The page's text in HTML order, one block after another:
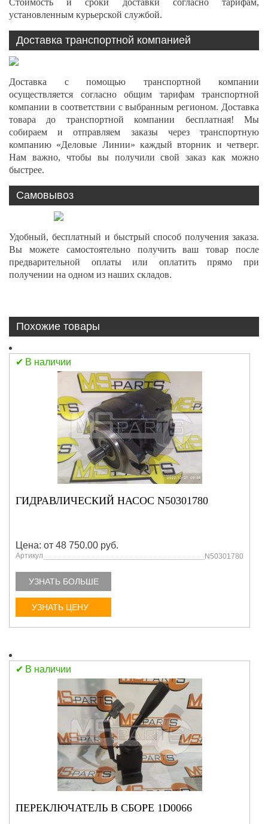
Стоимость и сроки доставки согласно тарифам,
установленным курьерской службой.
Доставка транспортной компанией
Доставка с помощью транспортной компании
осуществляется согласно общим тарифам транспортной
компании в соответствии с выбранным регионом. Доставка
товара до транспортной компании бесплатная! Мы
собираем и отправляем заказы через транспортную
компанию «Деловые Линии» каждый вторник и четверг.
Нам важно, чтобы вы получили свой заказ как можно
быстрее.
Самовывоз
Удобный, бесплатный и быстрый способ получения заказа.
Вы можете самостоятельно получить ваш товар после
предварительной оплаты или оплатить прямо при
получении на одном из наших складов.
Похожие товары
В наличии
ГИДРАВЛИЧЕСКИЙ НАСОС N50301780
Цена: от 48 750.00 руб.
Артикул N50301780
УЗНАТЬ БОЛЬШЕ
УЗНАТЬ ЦЕНУ
В наличии
ПЕРЕКЛЮЧАТЕЛЬ В СБОРЕ 1D0066